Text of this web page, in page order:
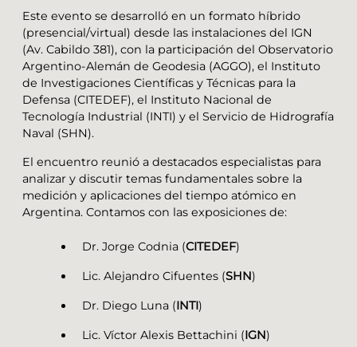
Este evento se desarrolló en un formato híbrido
(presencial/virtual) desde las instalaciones del IGN
(Av. Cabildo 381), con la participación del Observatorio
Argentino-Alemán de Geodesia (AGGO), el Instituto
de Investigaciones Científicas y Técnicas para la
Defensa (CITEDEF), el Instituto Nacional de
Tecnología Industrial (INTI) y el Servicio de Hidrografía
Naval (SHN).
El encuentro reunió a destacados especialistas para
analizar y discutir temas fundamentales sobre la
medición y aplicaciones del tiempo atómico en
Argentina. Contamos con las exposiciones de:
Dr. Jorge Codnia (CITEDEF)
Lic. Alejandro Cifuentes (SHN)
Dr. Diego Luna (INTI)
Lic. Víctor Alexis Bettachini (IGN)